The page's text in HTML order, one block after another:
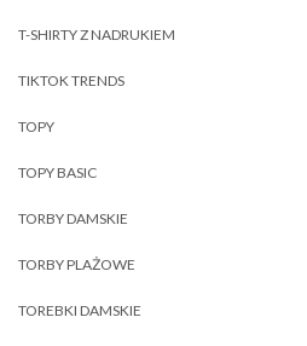
T-SHIRTY Z NADRUKIEM
TIKTOK TRENDS
TOPY
TOPY BASIC
TORBY DAMSKIE
TORBY PLAŻOWE
TOREBKI DAMSKIE